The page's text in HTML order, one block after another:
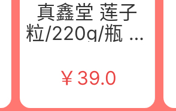
真鑫堂 莲子
粒/220g/瓶 江
饮片有限公司
￥ 39.0